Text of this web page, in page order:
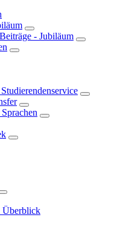
- Jubiläum
Überblick